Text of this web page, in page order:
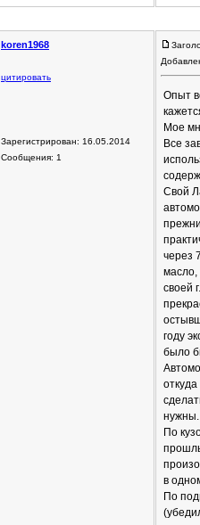
koren1968
цитировать
Зарегистрирован: 16.05.2014
Сообщения: 1
Опыт
Мое
Все
Свой
через
масло,
своей
году
было
нужны.
По
в
По